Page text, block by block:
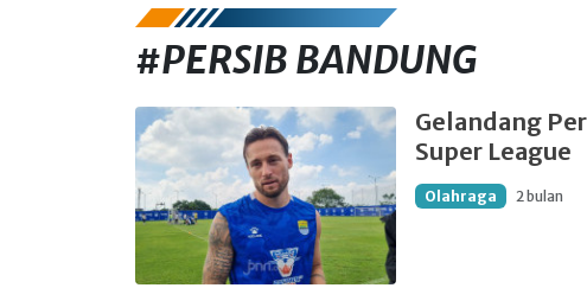
#PERSIB BANDUNG
Gelandang
Super League
Olahraga 2 bulan